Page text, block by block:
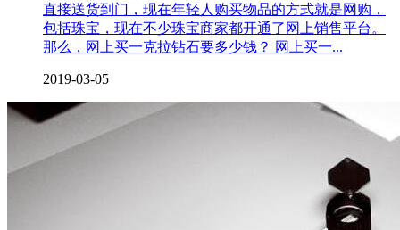
直接送货到门，现在年轻人购买物品的方式就是网购，
包括珠宝，现在不少珠宝商家都开通了网上销售平台。
那么，网上买一克拉钻石要多少钱？ 网上买一...
2019-03-05